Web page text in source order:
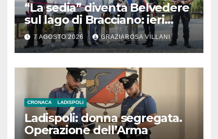
“La sedia” diventa Belvedere
sul lago di Bracciano: ieri
l’inaugurazione
7 AGOSTO 2026 GRAZIAROSA VILLANI
CRONACA LADISPOLI
Ladispoli: donna segregata.
Operazione dell’Arma